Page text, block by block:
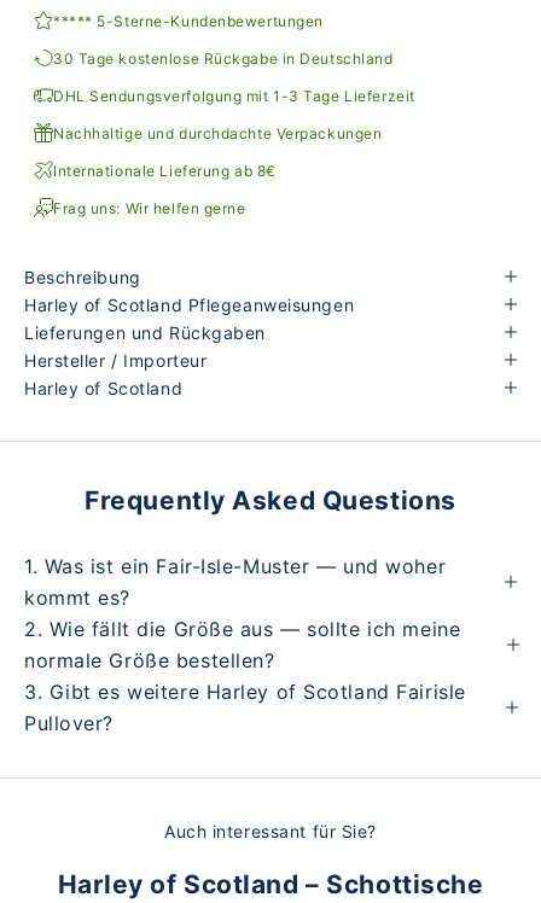
***** 5-Sterne-Kundenbewertungen
30 Tage kostenlose Rückgabe in Deutschland
DHL Sendungsverfolgung mit 1-3 Tage Lieferzeit
Nachhaltige und durchdachte Verpackungen
Internationale Lieferung ab 8€
Frag uns: Wir helfen gerne
Beschreibung
Harley of Scotland Pflegeanweisungen
Lieferungen und Rückgaben
Hersteller / Importeur
Harley of Scotland
Frequently Asked Questions
1. Was ist ein Fair-Isle-Muster — und woher
kommt es?
2. Wie fällt die Größe aus — sollte ich meine
normale Größe bestellen?
3. Gibt es weitere Harley of Scotland Fairisle
Pullover?
Auch interessant für Sie?
Harley of Scotland – Schottische